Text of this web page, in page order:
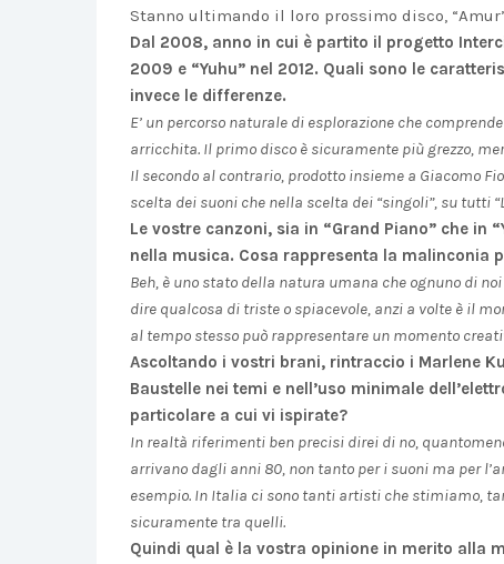
Stanno ultimando il loro prossimo disco,
Dal 2008, anno in cui è partito il progetto
2009 e “Yuhu” nel 2012. Quali sono le
invece le differenze.
E’ un percorso naturale di esplorazione che
arricchita. Il primo disco è sicuramente più grezzo,
Il secondo al contrario, prodotto insieme a Giacomo
scelta dei suoni che nella scelta dei “singoli”, su tutti
Le vostre canzoni, sia in “Grand Piano” che in
nella musica. Cosa rappresenta la malinconia
Beh, è uno stato della natura umana che ognuno di
dire qualcosa di triste o spiacevole, anzi a volte è il
al tempo stesso può rappresentare un momento
Ascoltando i vostri brani, rintraccio i Marlene
Baustelle nei temi e nell’uso minimale
particolare a cui vi ispirate?
In realtà riferimenti ben precisi direi di no,
arrivano dagli anni 80, non tanto per i suoni ma per
esempio. In Italia ci sono tanti artisti che stimiamo,
sicuramente tra quelli.
Quindi qual è la vostra opinione in merito alla